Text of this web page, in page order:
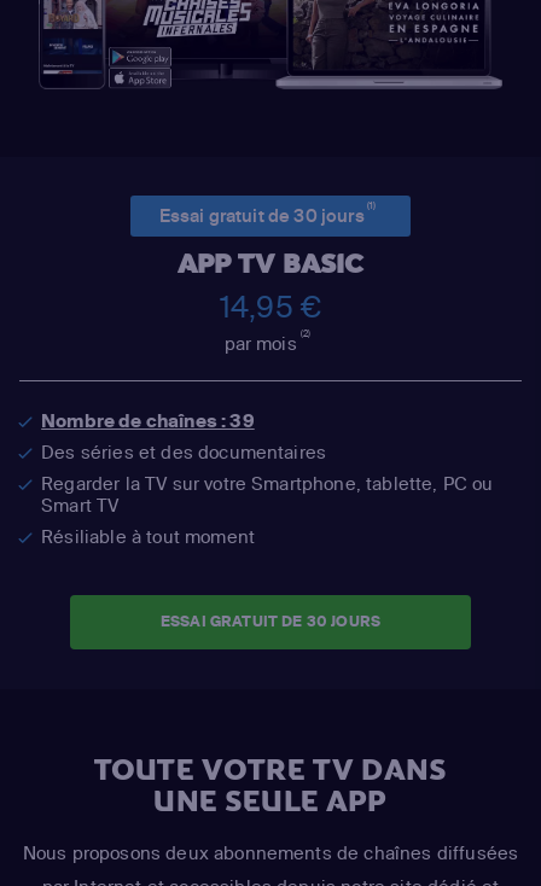
Essai gratuit de 30 jours(1)
APP TV BASIC
14,95 €
par mois(2)
Nombre de chaînes : 39
Des séries et des documentaires
Regarder la TV sur votre Smartphone, tablette, PC ou
Smart TV
Résiliable à tout moment
ESSAI GRATUIT DE 30 JOURS
TOUTE VOTRE TV DANS
UNE SEULE APP
Nous proposons deux abonnements de chaînes diffusées